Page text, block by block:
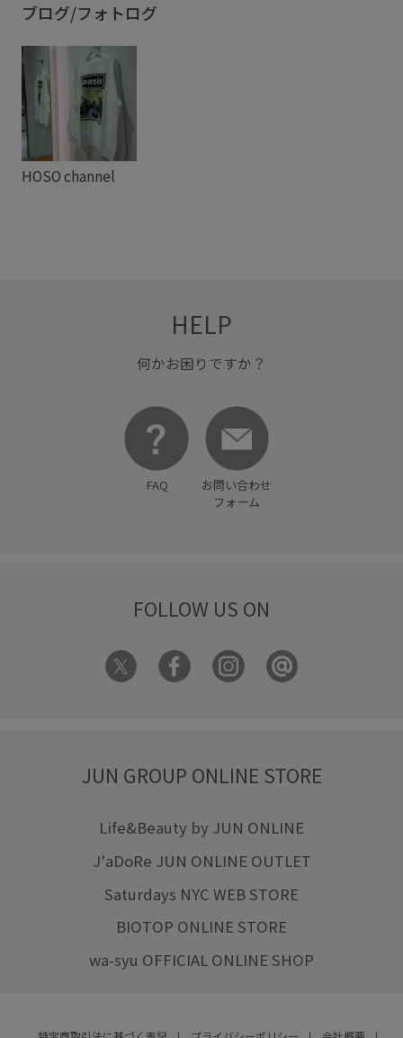
ブログ/フォトログ
HOSO channel
HELP
何かお困りですか？
FAQ
お問い合わせ
フォーム
FOLLOW US ON
JUN GROUP ONLINE STORE
Life&Beauty by JUN ONLINE
J'aDoRe JUN ONLINE OUTLET
Saturdays NYC WEB STORE
BIOTOP ONLINE STORE
wa-syu OFFICIAL ONLINE SHOP